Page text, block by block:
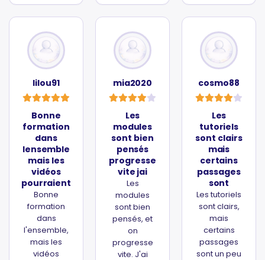
lilou91
Bonne
formation
dans
lensemble
mais les
vidéos
pourraient
Bonne
formation
dans
l'ensemble,
mais les
vidéos
mia2020
Les
modules
sont bien
pensés
progresse
vite jai
Les
modules
sont bien
pensés, et
on
progresse
vite. J'ai
cosmo88
Les
tutoriels
sont clairs
mais
certains
passages
sont
Les tutoriels
sont clairs,
mais
certains
passages
sont un peu